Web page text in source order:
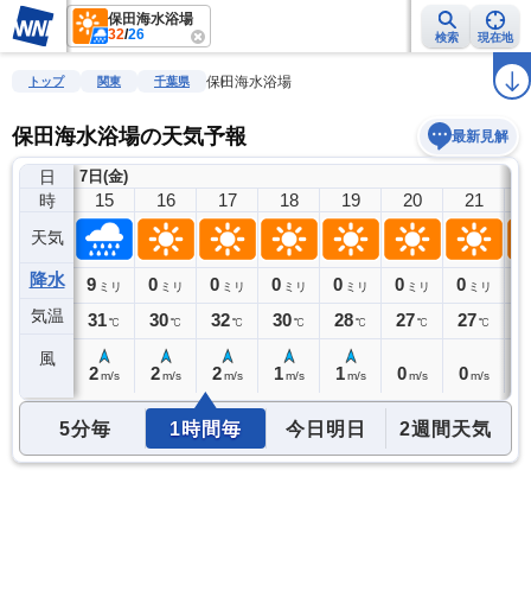
保田海水浴場
32/26 検索 現在地
雨雲レーダー 台風情報 地震情報 ラ
トップ 関東 千葉県 保田海水浴場
保田海水浴場の天気予報 最新見解
日
時
天気
降水
気温
風
7日(金)
14
11ミリ
31℃
15
9 ミリ
31℃
2 m/s
16
0 ミリ
30℃
2 m/s
17
0 ミリ
32℃
2 m/s
18
0 ミリ
30℃
1 m/s
19
0 ミリ
28℃
1 m/s
20
0 ミリ
27℃
0 m/s
21
0 ミリ
27℃
0 m/s
5分毎 1時間毎 今日明日 2週間天気